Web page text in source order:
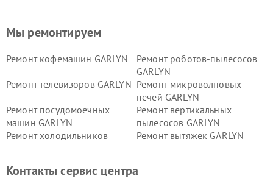
Мы ремонтируем
Ремонт кофемашин GARLYN
Ремонт роботов-пылесосов
GARLYN
Ремонт телевизоров GARLYN Ремонт микроволновых
печей GARLYN
Ремонт посудомоечных
машин GARLYN
Ремонт вертикальных
пылесосов GARLYN
Ремонт холодильников
Ремонт вытяжек GARLYN
стеклоочистителей GARLYN
GARLYN
Контакты сервис центра